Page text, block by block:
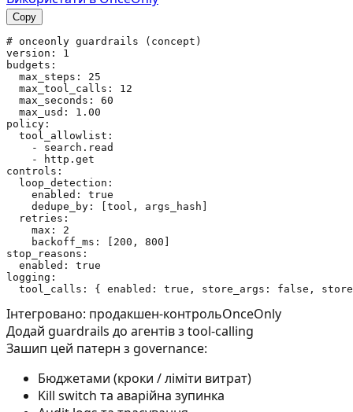
Copy
# onceonly guardrails (concept)
version: 1
budgets:
  max_steps: 25
  max_tool_calls: 12
  max_seconds: 60
  max_usd: 1.00
policy:
  tool_allowlist:
    - search.read
    - http.get
controls:
  loop_detection:
    enabled: true
    dedupe_by: [tool, args_hash]
  retries:
    max: 2
    backoff_ms: [200, 800]
stop_reasons:
  enabled: true
logging:
Інтегровано: продакшен-контрольOnceOnly
Додай guardrails до агентів з tool-calling
Зашип цей патерн з governance:
Бюджетами (кроки / ліміти витрат)
Kill switch та аварійна зупинка